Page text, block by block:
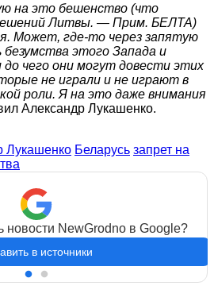
на это бешенство (что
Литвы. — Прим. БЕЛТА)
Может, где-то через запятую
этого Запада и
до чего они могут довести этих
не играли и не играют в
роли. Я на это даже внимания
Александр Лукашенко.
Лукашенко Беларусь запрет на
новости NewGrodno в Google?
в источники